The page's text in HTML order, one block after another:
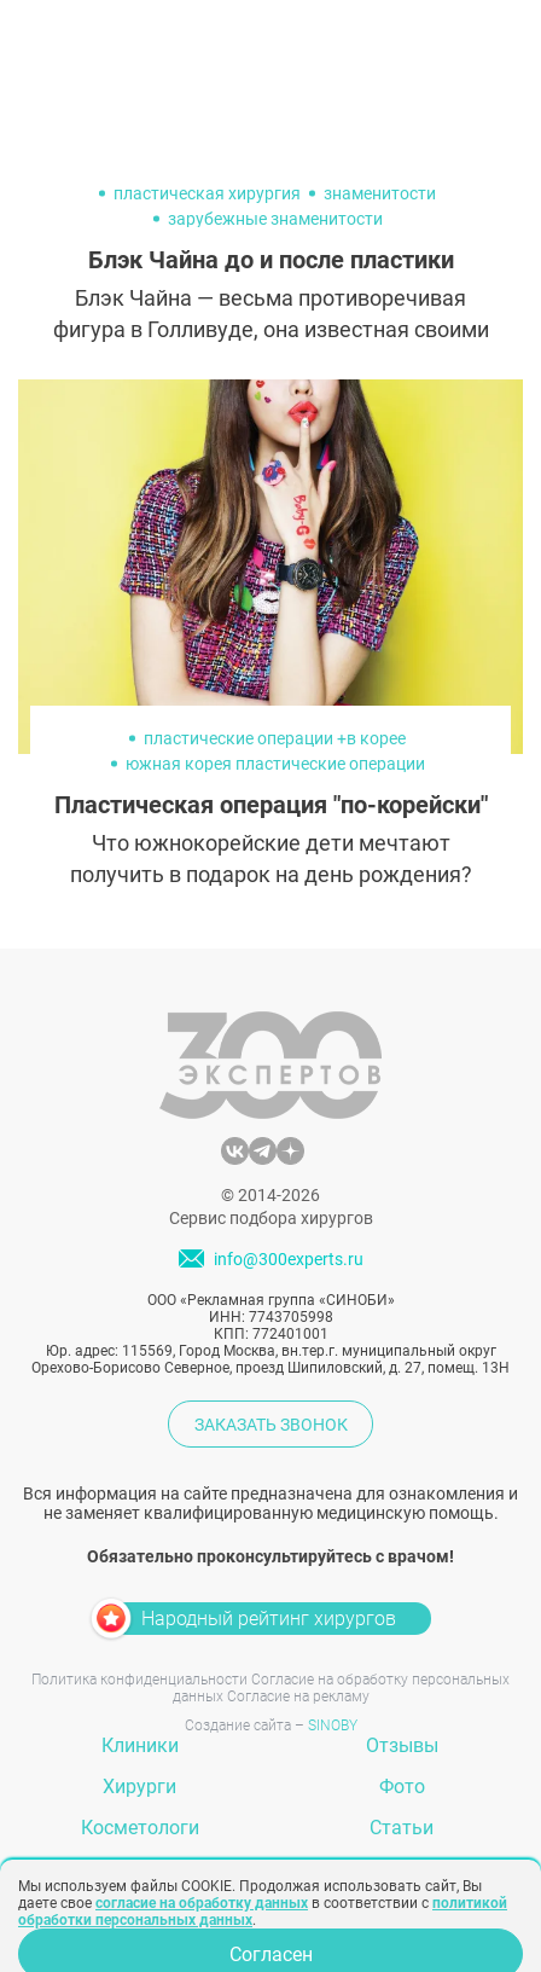
изменении внешности.
пластическая хирургия
знаменитости
зарубежные знаменитости
Блэк Чайна до и после пластики
Блэк Чайна — весьма противоречивая
фигура в Голливуде, она известная своими
громких скандалах и браком с Робом
Кардашьяном.
пластические операции +в корее
южная корея пластические операции
Пластическая операция "по-корейски"
Что южнокорейские дети мечтают
получить в подарок на день рождения?
оригинальные презенты деткам,
например, пластическую операцию к
совершеннолетию.
© 2014-2026
Сервис подбора хирургов
info@300experts.ru
ООО «Рекламная группа «СИНОБИ»
ИНН: 7743705998
КПП: 772401001
Юр. адрес: 115569, Город Москва, вн.тер.г. муниципальный округ
Орехово-Борисово Северное, проезд Шипиловский, д. 27, помещ. 13Н
ЗАКАЗАТЬ ЗВОНОК
Вся информация на сайте предназначена для ознакомления и
не заменяет квалифицированную медицинскую помощь.
Обязательно проконсультируйтесь с врачом!
Народный рейтинг хирургов
Политика конфиденциальности Согласие на обработку персональных
данных Согласие на рекламу
Создание сайта – SINOBY
Клиники
Хирурги
Косметологи
Отзывы
Фото
Статьи
Мы используем файлы COOKIE. Продолжая использовать сайт, Вы
даете свое согласие на обработку данных в соответствии с политикой
обработки персональных данных.
Согласен